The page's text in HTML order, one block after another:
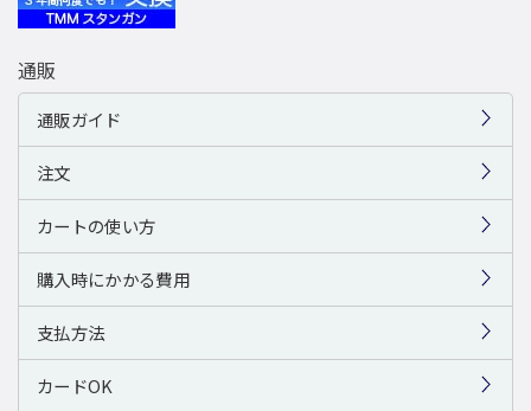
通販
通販ガイド
注文
カートの使い方
購入時にかかる費用
支払方法
カードOK